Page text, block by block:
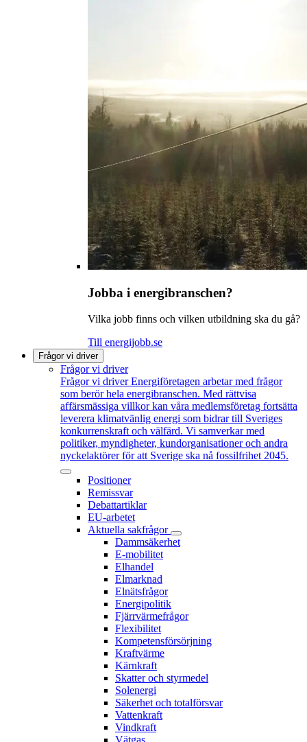
Jobba i energibranschen?
Vilka jobb finns och vilken utbildning ska du gå?
Till energijobb.se
Frågor vi driver
Frågor vi driver
Frågor vi driver Energiföretagen arbetar med frågor
som berör hela energibranschen. Med rättvisa
affärsmässiga villkor kan våra medlemsföretag fortsätta
leverera klimatvänlig energi som bidrar till Sveriges
konkurrenskraft och välfärd. Vi samverkar med
politiker, myndigheter, kundorganisationer och andra
nyckelaktörer för att Sverige ska nå fossilfrihet 2045.
Positioner
Remissvar
Debattartiklar
EU-arbetet
Aktuella sakfrågor
Dammsäkerhet
E-mobilitet
Elhandel
Elmarknad
Elnätsfrågor
Energipolitik
Fjärrvärmefrågor
Flexibilitet
Kompetensförsörjning
Kraftvärme
Kärnkraft
Skatter och styrmedel
Solenergi
Säkerhet och totalförsvar
Vattenkraft
Vindkraft